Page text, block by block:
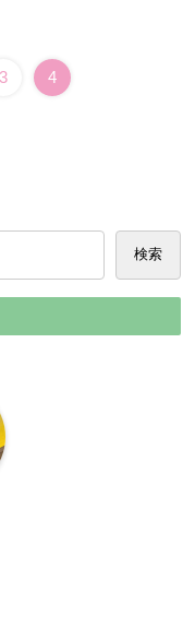
3 4
検索